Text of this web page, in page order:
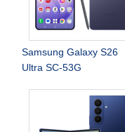
Samsung Galaxy S26
Ultra SC-53G